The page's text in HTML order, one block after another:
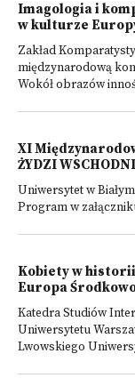
Imagologia i
w kulturze
Zakład
międzynarodową
Wokół obrazów
XI
ŻYDZI
Uniwersytet w
Program w
Kobiety w
Europa
Katedra Studiów
Uniwersytetu
Lwowskiego